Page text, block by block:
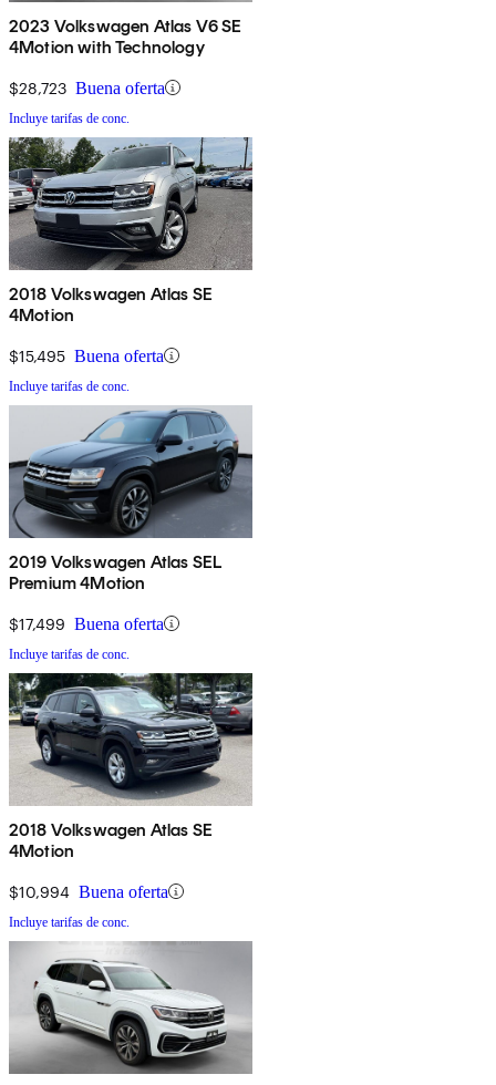
2023 Volkswagen Atlas V6 SE
4Motion with Technology
$28,723 Buena oferta
Incluye tarifas de conc.
2018 Volkswagen Atlas SE
4Motion
$15,495 Buena oferta
Incluye tarifas de conc.
2019 Volkswagen Atlas SEL
Premium 4Motion
$17,499 Buena oferta
Incluye tarifas de conc.
2018 Volkswagen Atlas SE
4Motion
$10,994 Buena oferta
Incluye tarifas de conc.